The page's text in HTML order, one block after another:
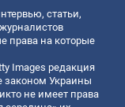
статьи,
права на которые
Images редакция
Украины
не имеет права